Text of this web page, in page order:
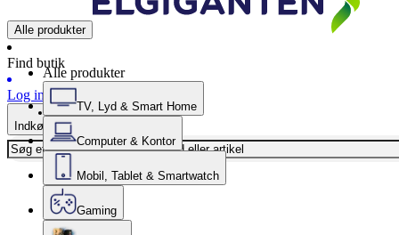
Alle produkter
Find butik
Log ind
Indkøbskurv
Alle produkter
TV, Lyd & Smart Home
Computer & Kontor
Mobil, Tablet & Smartwatch
Gaming